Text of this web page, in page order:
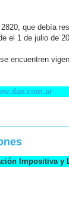
que debía
el 1 de julio de
encuentren
Impositiva y